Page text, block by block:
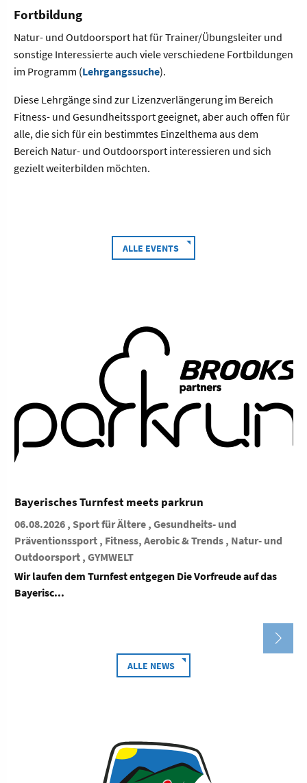
Fortbildung
Natur- und Outdoorsport hat für Trainer/Übungsleiter und
sonstige Interessierte auch viele verschiedene Fortbildungen
im Programm (Lehrgangssuche).
Diese Lehrgänge sind zur Lizenzverlängerung im Bereich
Fitness- und Gesundheitssport geeignet, aber auch offen für
alle, die sich für ein bestimmtes Einzelthema aus dem
Bereich Natur- und Outdoorsport interessieren und sich
gezielt weiterbilden möchten.
ALLE EVENTS
Bayerisches Turnfest meets parkrun
06.08.2026 , Sport für Ältere , Gesundheits- und
Präventionssport , Fitness, Aerobic & Trends , Natur- und
Outdoorsport , GYMWELT
Wir laufen dem Turnfest entgegen Die Vorfreude auf das
Bayerisc...
ALLE NEWS